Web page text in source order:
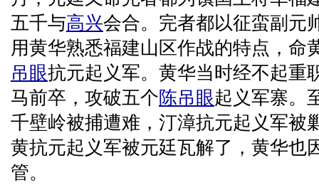
五千与高兴会合。完者都以征蛮副元
用黄华熟悉福建山区作战的特点，命
吊眼抗元起义军。黄华当时经不起重
马前卒，攻破五个陈吊眼起义军寨。
千壁岭被捕遭难，汀漳抗元起义军被
黄抗元起义军被元廷瓦解了，黄华也
管。